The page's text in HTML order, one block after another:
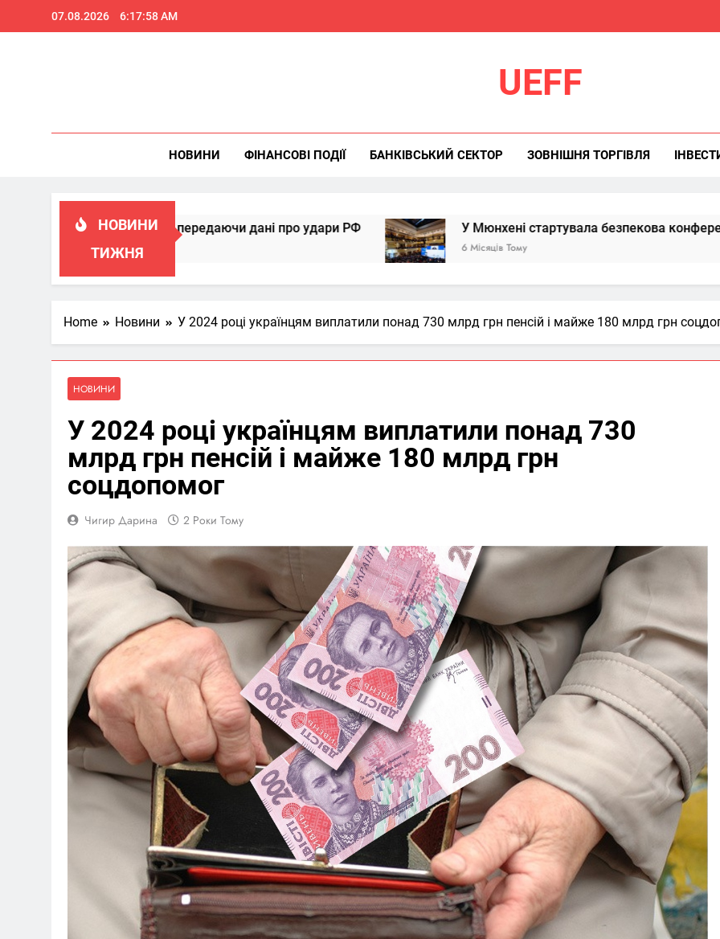
07.08.2026 6:17:58 AM
UEFF
НОВИНИ ФІНАНСОВІ ПОДІЇ БАНКІВСЬКИЙ СЕКТОР ЗОВНІШНЯ ТОРГІВЛЯ
НОВИНИ
ТИЖНЯ
Patriot, передаючи дані про удари РФ У Мюнхені стартувала безпекова конференція: Україна
6 Місяців Тому
Home Новини У 2024 році українцям виплатили понад 730 млрд грн пенсій і майже 180 млрд грн
НОВИНИ
У 2024 році українцям виплатили понад 730
млрд грн пенсій і майже 180 млрд грн
соцдопомог
Чигир Дарина 2 Роки Тому